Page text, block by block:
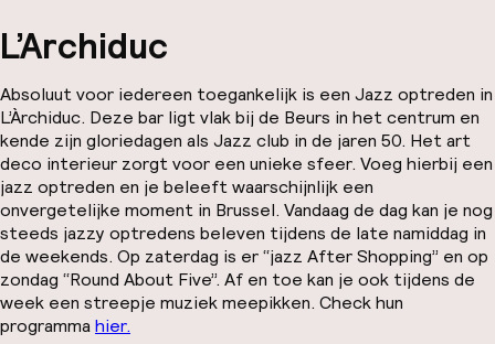
L’Archiduc
Absoluut voor iedereen toegankelijk is een Jazz optreden in
L’Àrchiduc. Deze bar ligt vlak bij de Beurs in het centrum en
kende zijn gloriedagen als Jazz club in de jaren 50. Het art
deco interieur zorgt voor een unieke sfeer. Voeg hierbij een
jazz optreden en je beleeft waarschijnlijk een
onvergetelijke moment in Brussel. Vandaag de dag kan je nog
steeds jazzy optredens beleven tijdens de late namiddag in
de weekends. Op zaterdag is er “jazz After Shopping” en op
zondag “Round About Five”. Af en toe kan je ook tijdens de
week een streepje muziek meepikken. Check hun
programmahier.